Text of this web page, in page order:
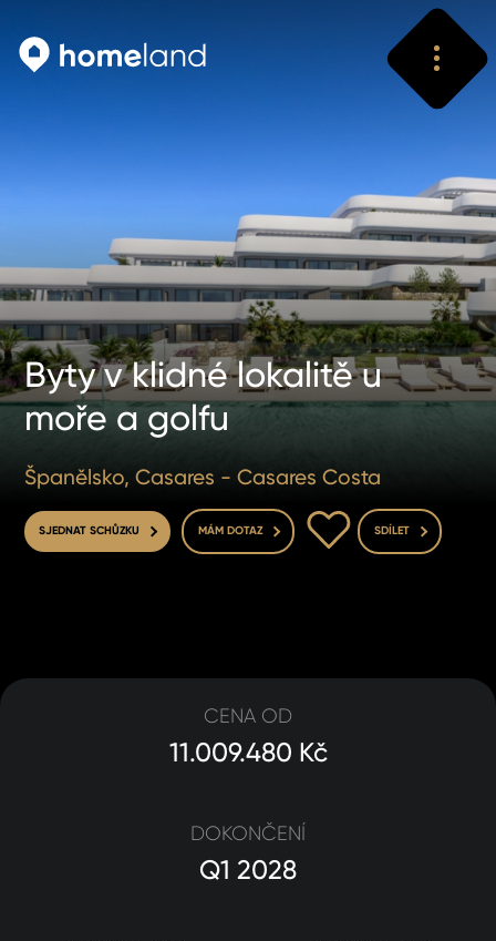
Byty v klidné lokalitě u
moře a golfu
Španělsko, Casares - Casares Costa
SJEDNAT SCHŮZKU MÁM DOTAZ
DO OBLÍBENÝCH
SDÍLET
DOKONČENÍ
Q1 2028
CENA OD
11.009.480 Kč